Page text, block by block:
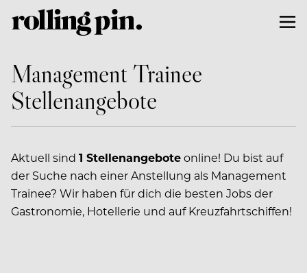
Management Trainee
Stellenangebote
Aktuell sind 1 Stellenangeboteonline! Du bist auf
der Suche nach einer Anstellung als Management
Trainee? Wir haben für dich die besten Jobs der
Gastronomie, Hotellerie und auf Kreuzfahrtschiffen!